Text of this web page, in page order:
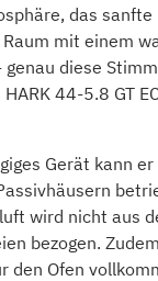
das sanfte
mit einem
genau diese
44-5.8 GT
Gerät kann
wird nicht aus
bezogen.
den Ofen